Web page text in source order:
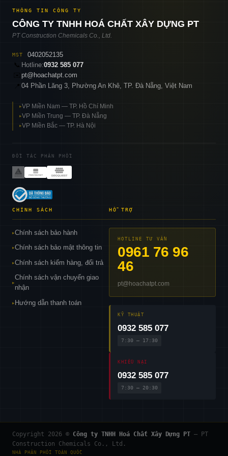
THÔNG TIN CÔNG TY
CÔNG TY TNHH HOÁ CHẤT XÂY DỰNG PT
PT Construction Chemicals Co., Ltd.
MST
0402052135
📞 Hotline:0932 585 077
pt@hoachatpt.com
📍 04 Phần Lăng 3, Phường An Khê, TP. Đà Nẵng, Việt Nam
▸VP Miền Nam — TP. Hồ Chí Minh
▸VP Miền Trung — TP. Đà Nẵng
▸VP Miền Bắc — TP. Hà Nội
ĐỐI TÁC PHÂN PHỐI
CHÍNH SÁCH
▸Chính sách bảo hành
▸Chính sách bảo mật thông tin
▸Chính sách kiểm hàng, đổi trả
▸
Chính sách vận chuyển giao
nhận
▸ Hướng dẫn thanh toán
HỖ TRỢ
HOTLINE TƯ VẤN
0961 76 96
46
pt@hoachatpt.com
KỸ THUẬT
0932 585 077
7:30 – 17:30
KHIẾU NẠI
0932 585 077
7:30 – 20:30
Copyright 2026 © Công ty TNHH Hoá Chất Xây Dựng PT — PT
Construction Chemicals Co., Ltd.
NHÀ PHÂN PHỐI TOÀN QUỐC